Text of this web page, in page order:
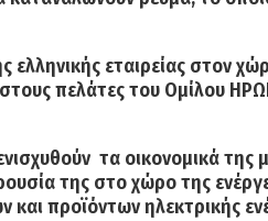
εταιρείας στον
πελάτες του Ομίλου
τα οικονομικά της
της στο χώρο της
προϊόντων ηλεκτρικής